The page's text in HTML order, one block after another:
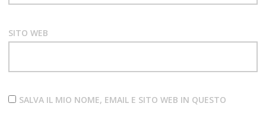
SITO WEB
SALVA IL MIO NOME, EMAIL E SITO WEB IN QUESTO